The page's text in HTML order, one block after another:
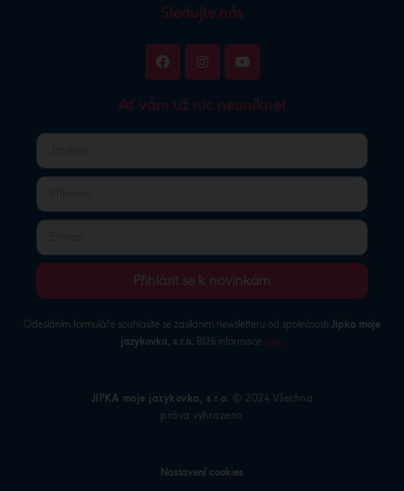
Sledujte nás
Ať vám už nic neunikne!
Přihlásit se k novinkám
Odesláním formuláře souhlasíte se zasíláním newsletteru od společnosti Jipka moje
jazykovka, s.r.o. Bližší informace zde
JIPKA moje jazykovka, s.r.o. © 2024 Všechna
práva vyhrazena
Nastavení cookies